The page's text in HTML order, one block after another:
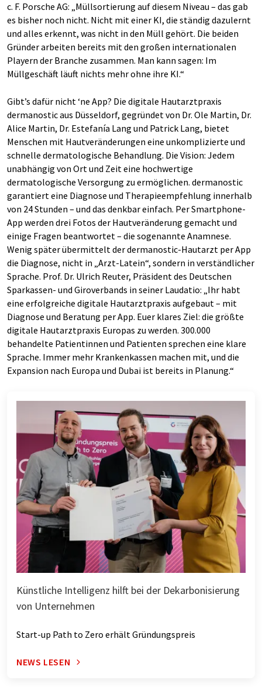
c. F. Porsche AG: „Müllsortierung auf diesem Niveau – das gab
es bisher noch nicht. Nicht mit einer KI, die ständig dazulernt
und alles erkennt, was nicht in den Müll gehört. Die beiden
Gründer arbeiten bereits mit den großen internationalen
Playern der Branche zusammen. Man kann sagen: Im
Müllgeschäft läuft nichts mehr ohne ihre KI.“
Gibt’s dafür nicht ‘ne App? Die digitale Hautarztpraxis
dermanostic aus Düsseldorf, gegründet von Dr. Ole Martin, Dr.
Alice Martin, Dr. Estefanía Lang und Patrick Lang, bietet
Menschen mit Hautveränderungen eine unkomplizierte und
schnelle dermatologische Behandlung. Die Vision: Jedem
unabhängig von Ort und Zeit eine hochwertige
dermatologische Versorgung zu ermöglichen. dermanostic
garantiert eine Diagnose und Therapieempfehlung innerhalb
von 24 Stunden – und das denkbar einfach. Per Smartphone-
App werden drei Fotos der Hautveränderung gemacht und
einige Fragen beantwortet – die sogenannte Anamnese.
Wenig später übermittelt der dermanostic-Hautarzt per App
die Diagnose, nicht in „Arzt-Latein“, sondern in verständlicher
Sprache. Prof. Dr. Ulrich Reuter, Präsident des Deutschen
Sparkassen- und Giroverbands in seiner Laudatio: „Ihr habt
eine erfolgreiche digitale Hautarztpraxis aufgebaut – mit
Diagnose und Beratung per App. Euer klares Ziel: die größte
digitale Hautarztpraxis Europas zu werden. 300.000
behandelte Patientinnen und Patienten sprechen eine klare
Sprache. Immer mehr Krankenkassen machen mit, und die
Expansion nach Europa und Dubai ist bereits in Planung.“
Künstliche Intelligenz hilft bei der Dekarbonisierung
von Unternehmen
Start-up Path to Zero erhält Gründungspreis
NEWS LESEN